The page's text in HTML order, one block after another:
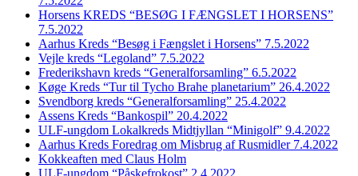
Horsens KREDS “BESØG I FÆNGSLET I HORSENS”
7.5.2022
Aarhus Kreds “Besøg i Fængslet i Horsens” 7.5.2022
Vejle kreds “Legoland” 7.5.2022
Frederikshavn kreds “Generalforsamling” 6.5.2022
Køge Kreds “Tur til Tycho Brahe planetarium” 26.4.2022
Svendborg kreds “Generalforsamling” 25.4.2022
Assens Kreds “Bankospil” 20.4.2022
ULF-ungdom Lokalkreds Midtjyllan “Minigolf” 9.4.2022
Aarhus Kreds Foredrag om Misbrug af Rusmidler 7.4.2022
Kokkeaften med Claus Holm